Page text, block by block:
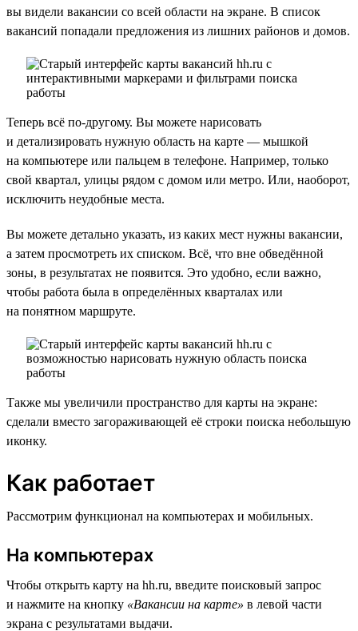
вы видели вакансии со всей области на экране. В список
вакансий попадали предложения из лишних районов и домов.
Теперь всё по-другому. Вы можете нарисовать
и детализировать нужную область на карте — мышкой
на компьютере или пальцем в телефоне. Например, только
свой квартал, улицы рядом с домом или метро. Или, наоборот,
исключить неудобные места.
Вы можете детально указать, из каких мест нужны вакансии,
а затем просмотреть их списком. Всё, что вне обведённой
зоны, в результатах не появится. Это удобно, если важно,
чтобы работа была в определённых кварталах или
на понятном маршруте.
Также мы увеличили пространство для карты на экране:
сделали вместо загораживающей её строки поиска небольшую
иконку.
Как работает
Рассмотрим функционал на компьютерах и мобильных.
На компьютерах
Чтобы открыть карту на hh.ru, введите поисковый запрос
и нажмите на кнопку «Вакансии на карте» в левой части
экрана с результатами выдачи.